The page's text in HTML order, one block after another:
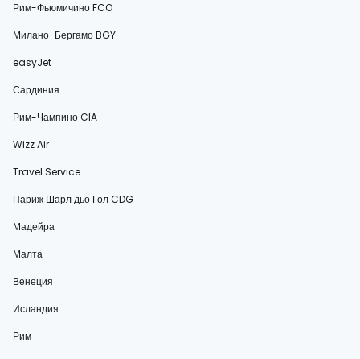
Рим-Фьюмичино FCO
Милано-Бергамо BGY
easyJet
Сардиния
Рим-Чампино CIA
Wizz Air
Travel Service
Париж Шарл дьо Гол CDG
Мадейра
Малта
Венеция
Исландия
Рим